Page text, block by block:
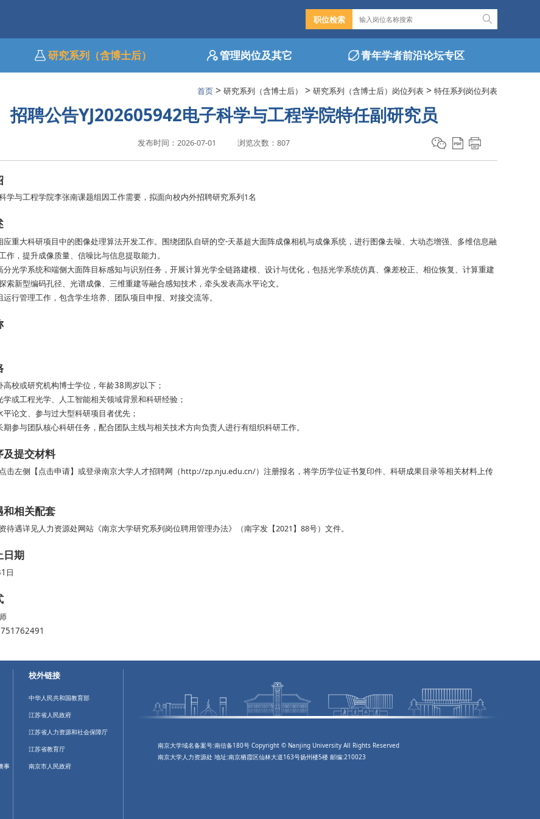
职位检索
研究系列（含博士后） 管理岗位及其它 青年学者前沿论坛专区
首页> 研究系列（含博士后） > 研究系列（含博士后）岗位列表> 特任系列岗位列表
招聘公告YJ202605942电子科学与工程学院特任副研究员
发布时间：2026-07-01 浏览次数： 807
学与工程学院李张南课题组因工作需要，拟面向校内外招聘研究系列1名
应重大科研项目中的图像处理算法开发工作。围绕团队自研的空-天基超大面阵成像相机与成像系统，进行图像去噪、大动态增强、多维信息融
作，提升成像质量、信噪比与信息提取能力。
分光学系统和端侧大面阵目标感知与识别任务，开展计算光学全链路建模、设计与优化，包括光学系统仿真、像差校正、相位恢复、计算重建
索新型编码孔径、光谱成像、三维重建等融合感知技术，牵头发表高水平论文。
行管理工作，包含学生培养、团队项目申报、对接交流等。
高校或研究机构博士学位，年龄38周岁以下；
或工程光学、人工智能相关领域背景和科研经验；
论文、参与过大型科研项目者优先；
参与团队核心科研任务，配合团队主线与相关技术方向负责人进行有组织科研工作。
及提交材料
击左侧【点击申请】或登录南京大学人才招聘网（http://zp.nju.edu.cn/）注册报名，将学历学位证书复印件、科研成果目录等相关材料上传
和相关配套
待遇详见人力资源处网站《南京大学研究系列岗位聘用管理办法》（南字发【2021】88号）文件。
日期
日
事
校外链接
中华人民共和国教育部
江苏省人民政府
江苏省人力资源和社会保障厅
江苏省教育厅
南京市人民政府
南京大学域名备案号:南信备180号 Copyright © Nanjing University All Rights Reserved
南京大学人力资源处 地址:南京栖霞区仙林大道163号扬州楼5楼 邮编:210023